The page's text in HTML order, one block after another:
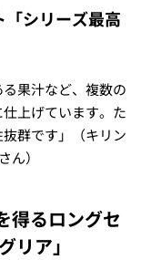
シリーズ最高
果汁など、複数の
上げています。た
群です」（キリン
ん）
得るロングセ
リア」